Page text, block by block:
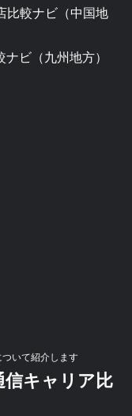
比較ナビ （中国地
ナビ （九州地方）
いて紹介します
信キャリア比